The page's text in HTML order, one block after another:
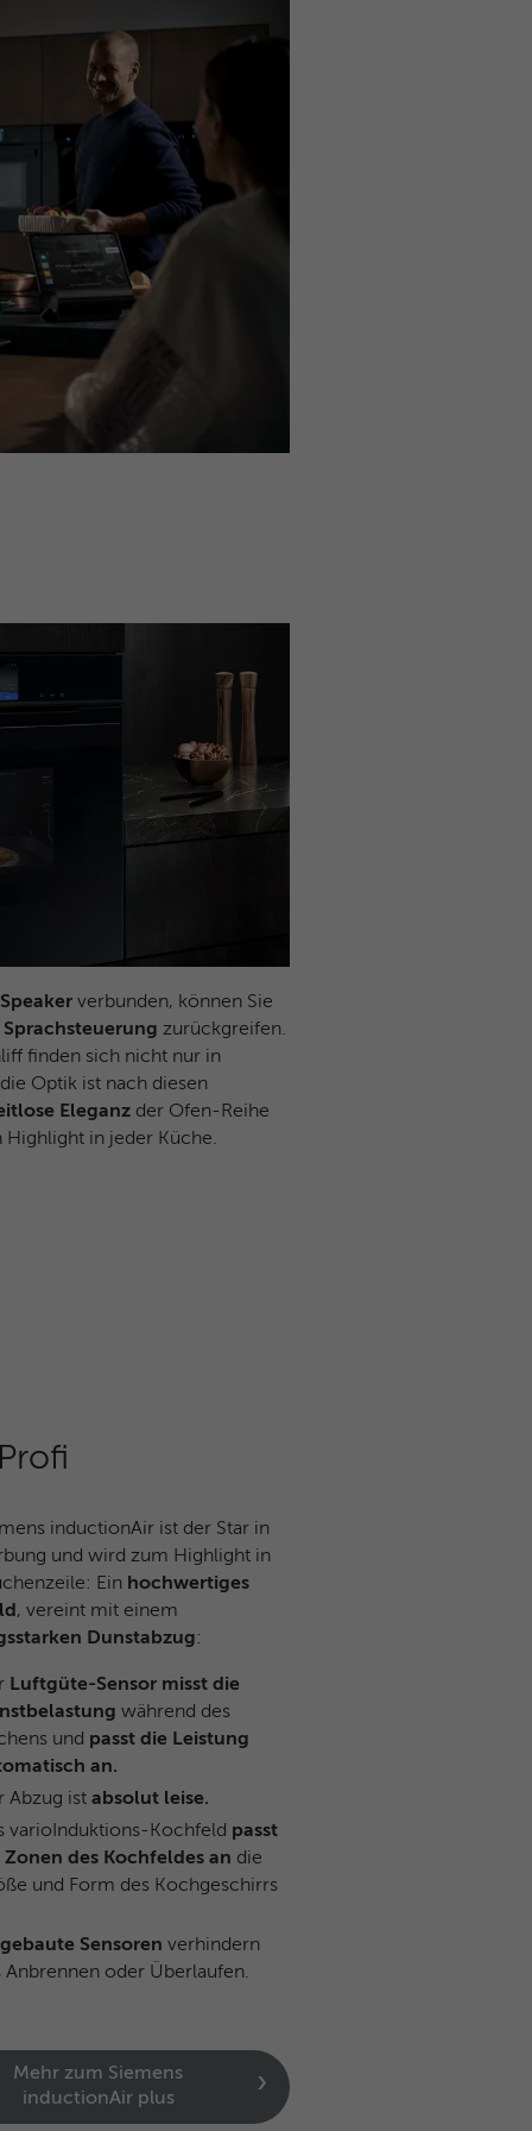
verbunden, können Sie
Sprachsteuerung zurückgreifen.
finden sich nicht nur in
Optik ist nach diesen
Eleganz der Ofen-Reihe
in jeder Küche.
inductionAir ist der Star in
und wird zum Highlight in
Ein hochwertiges
, vereint mit einem
Dunstabzug:
Luftgüte-Sensor misst die
während des
und passt die Leistung
an.
Abzug istabsolut leise.
varioInduktions-Kochfeld passt
Zonen des Kochfeldes an die
und Form des Kochgeschirrs
Sensoren verhindern
Anbrennen oder Überlaufen.
Mehr zum Siemens
inductionAir plus